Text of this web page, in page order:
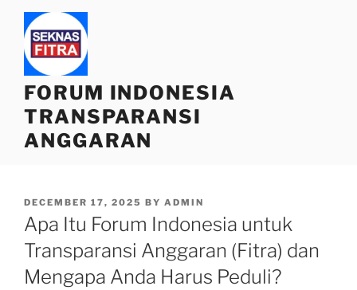
content
FORUM INDONESIA
TRANSPARANSI
ANGGARAN
POSTED
ON
DECEMBER 17, 2025 BY ADMIN
Apa Itu Forum Indonesia untuk
Transparansi Anggaran (Fitra) dan
Mengapa Anda Harus Peduli?